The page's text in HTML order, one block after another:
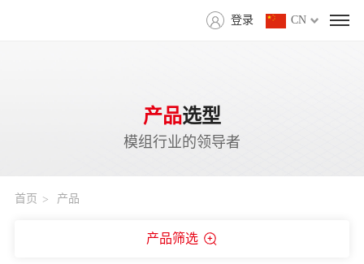
CN
登录
产品选型
模组行业的领导者
首页 产品
产品筛选